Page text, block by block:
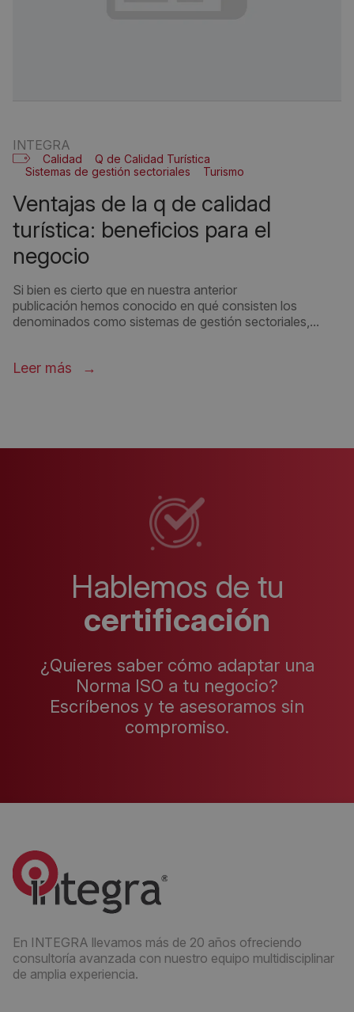
INTEGRA
Calidad
Q de Calidad Turística
Sistemas de gestión sectoriales
Turismo
ventajas de la q de calidad
turística: beneficios para el
negocio
Si bien es cierto que en nuestra anterior
publicación hemos conocido en qué consisten los
denominados como sistemas de gestión sectoriales,...
Leer más
Hablemos de tu
certificación
¿Quieres saber cómo adaptar una
Norma ISO a tu negocio?
Escríbenos y te asesoramos sin
compromiso.
En INTEGRA llevamos más de 20 años ofreciendo
consultoría avanzada con nuestro equipo multidisciplinar
de amplia experiencia.